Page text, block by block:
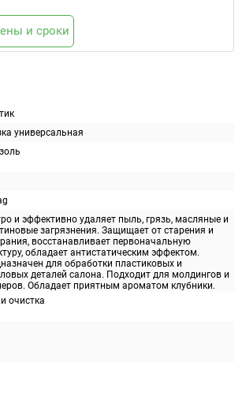
универсальная
и эффективно удаляет пыль, грязь, масляные и
загрязнения. Защищает от старения и
восстанавливает первоначальную
обладает антистатическим эффектом.
для обработки пластиковых и
деталей салона. Подходит для молдингов и
Обладает приятным ароматом клубники.
очистка
и сроки